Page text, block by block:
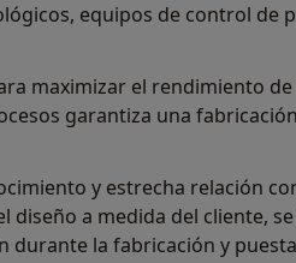
equipos de control de
maximizar el rendimiento
garantiza una
y estrecha relación
diseño a medida del cliente,
durante la fabricación y